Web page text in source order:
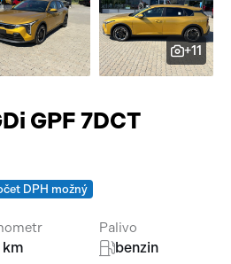
Pracovní stroje
Náhradní díly
Příslušenství
Auto a život
Videa
+11
GPF 7DCT
DPH možný
km
Palivo
benzin